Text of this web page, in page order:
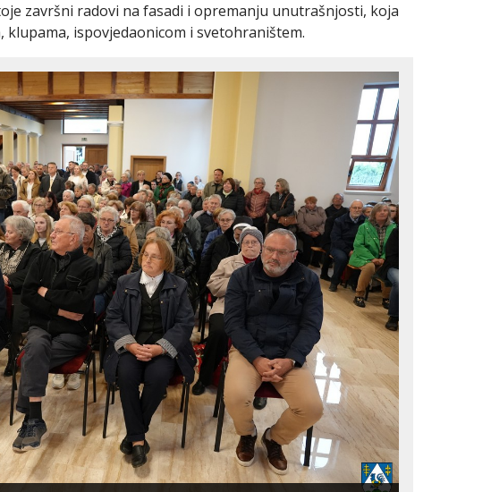
završni radovi na fasadi i opremanju unutrašnjosti, koja
ispovjedaonicom i svetohraništem.